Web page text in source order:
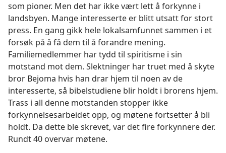
som pioner. Men det har ikke vært lett å forkynne i
landsbyen. Mange interesserte er blitt utsatt for stort
press. En gang gikk hele lokalsamfunnet sammen i et
forsøk på å få dem til å forandre mening.
Familiemedlemmer har tydd til spiritisme i sin
motstand mot dem. Slektninger har truet med å skyte
bror Bejoma hvis han drar hjem til noen av de
interesserte, så bibelstudiene blir holdt i brorens hjem.
Trass i all denne motstanden stopper ikke
forkynnelsesarbeidet opp, og møtene fortsetter å bli
holdt. Da dette ble skrevet, var det fire forkynnere der.
Rundt 40 overvar møtene.